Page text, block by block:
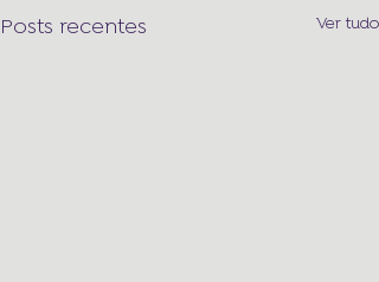
Posts recentes Ver tudo